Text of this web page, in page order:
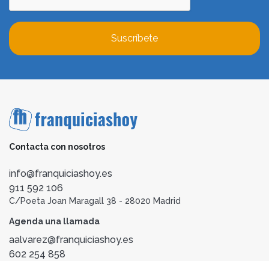
Suscríbete
Contacta con nosotros
info@franquiciashoy.es
911 592 106
C/Poeta Joan Maragall 38 - 28020 Madrid
Agenda una llamada
aalvarez@franquiciashoy.es
602 254 858